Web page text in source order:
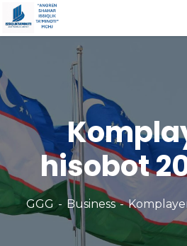
hisobot
GGG Business